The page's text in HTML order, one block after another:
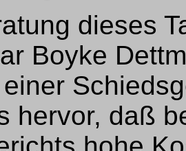
dieses
Boyke
hervor, daß